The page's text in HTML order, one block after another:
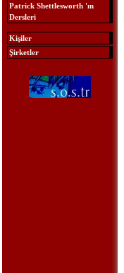
Patrick Shettlesworth 'ın
Dersleri
Kişiler
Şirketler